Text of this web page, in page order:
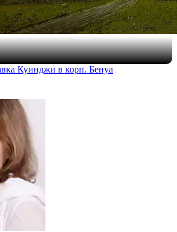
Куинджи в корп. Бенуа